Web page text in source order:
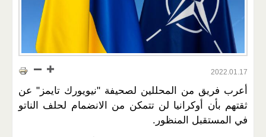
2022.01.17
أعرب فريق من المحللين لصحيفة "نيويورك تايمز" عن
ثقتهم بأن أوكرانيا لن تتمكن من الانضمام لحلف الناتو
في المستقبل المنظور.